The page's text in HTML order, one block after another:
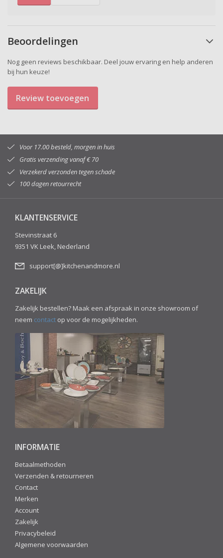
Beoordelingen
Nog geen reviews beschikbaar. Deel jouw ervaring en help anderen
bij hun keuze!
Review toevoegen
Voor 17.00 besteld, morgen in huis
Gratis verzending vanaf € 70
Verzekerd verzonden tegen schade
100 dagen retourrecht
KLANTENSERVICE
Stevinstraat 6
9351 VK Leek, Nederland
support[@]kitchenandmore.nl
ZAKELIJK
Zakelijk bestellen? Maak een afspraak in onze showroom of
neem contact op voor de mogelijkheden.
INFORMATIE
Betaalmethoden
Verzenden & retourneren
Contact
Merken
Account
Zakelijk
Privacybeleid
Algemene voorwaarden